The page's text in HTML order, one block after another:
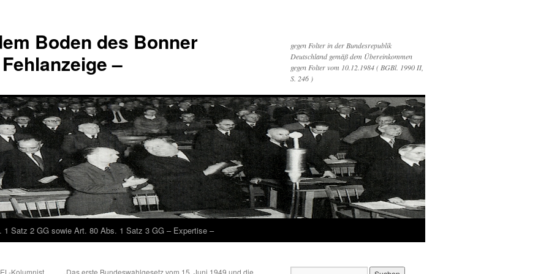
Boden des Bonner
–
gegen Folter in der Bundesrepublik
Deutschland gemäß dem Übereinkommen
gegen Folter vom 10.12.1984 ( BGBl. 1990 II,
S. 246 )
1 Satz 2 GG sowie Art. 80 Abs. 1 Satz 3 GG – Expertise –
Kolumnist
„Das erste Bundeswahlgesetz vom 15. Juni 1949 und die